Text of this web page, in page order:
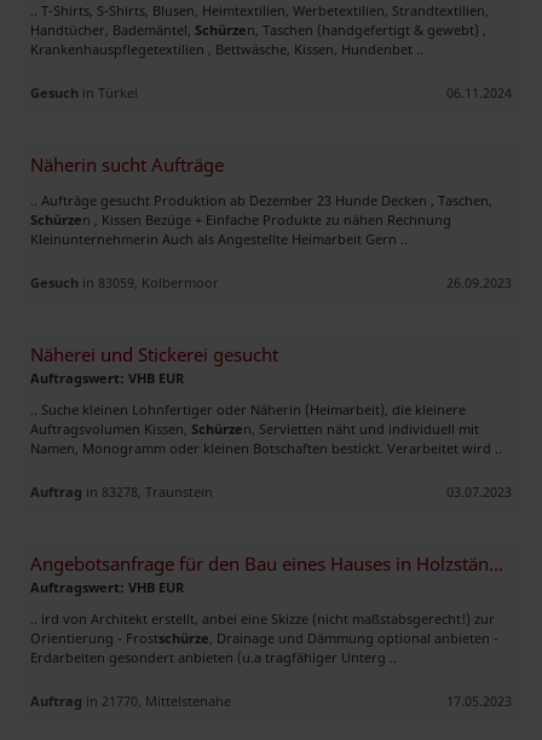
.. T-Shirts, S-Shirts, Blusen, Heimtextilien, Werbetextilien, Strandtextilien,
Handtücher, Bademäntel, Schürzen, Taschen (handgefertigt & gewebt) ,
Krankenhauspflegetextilien , Bettwäsche, Kissen, Hundenbet ..
Gesuch in Türkei 06.11.2024
Näherin sucht Aufträge
.. Aufträge gesucht Produktion ab Dezember 23 Hunde Decken , Taschen,
Schürzen , Kissen Bezüge + Einfache Produkte zu nähen Rechnung
Kleinunternehmerin Auch als Angestellte Heimarbeit Gern ..
Gesuch in 83059, Kolbermoor 26.09.2023
Näherei und Stickerei gesucht
Auftragswert: VHB EUR
.. Suche kleinen Lohnfertiger oder Näherin (Heimarbeit), die kleinere
Auftragsvolumen Kissen, Schürzen, Servietten näht und individuell mit
Namen, Monogramm oder kleinen Botschaften bestickt. Verarbeitet wird ..
Auftrag in 83278, Traunstein 03.07.2023
Angebotsanfrage für den Bau eines Hauses in Holzständerbauweise
Auftragswert: VHB EUR
.. ird von Architekt erstellt, anbei eine Skizze (nicht maßstabsgerecht!) zur
Orientierung - Frostschürze, Drainage und Dämmung optional anbieten -
Erdarbeiten gesondert anbieten (u.a tragfähiger Unterg ..
Auftrag in 21770, Mittelstenahe 17.05.2023